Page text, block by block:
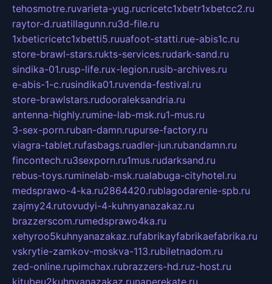
tehosmotre.ruvarieta-yug.rucricetc1xbetr1xbetcc2.ru
raytor-d.ruatillagunn.ru3d-file.ru
1xbeticricetc1xbetti5.ruuafoot-statti.rue-abis1c.ru
store-brawl-stars.rukts-services.rudark-sand.ru
sindika-01.rusp-life.rux-legion.rusib-archives.ru
e-abis-1-c.rusindika01.ruvenda-festival.ru
store-brawlstars.rudooraleksandria.ru
antenna-highly.rumine-lab-msk.ru1-mus.ru
3-sex-porn.ruban-damn.rupurse-factory.ru
viagra-tablet.rufasbags.ruadler-jun.rubandamn.ru
fincontech.ru3sexporn.ru1mus.rudarksand.ru
rebus-toys.ruminelab-msk.rualabuga-cityhotel.ru
medsprawo-4-ka.ru2864420.rublagodarenie-spb.ru
zajmy24.rutovudyi-4-kuhnyanazakaz.ru
brazzerscom.rumedsprawo4ka.ru
xehyroo5kuhnyanazakaz.rufabrikayfabrikaefabrika.ru
vskrytie-zamkov-moskva-113.rubiletnadom.ru
zed-online.rupimchax.rubrazzers-hd.ruz-host.ru
kitubeu2kuhnyanazakaz.runaperekate.ru